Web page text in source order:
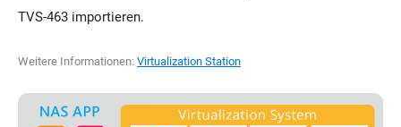
TVS-463 importieren.
Weitere Informationen: Virtualization Station